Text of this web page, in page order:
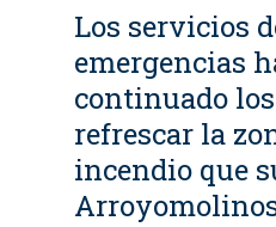
Los servicios
emergencias
continuado
refrescar la
incendio que